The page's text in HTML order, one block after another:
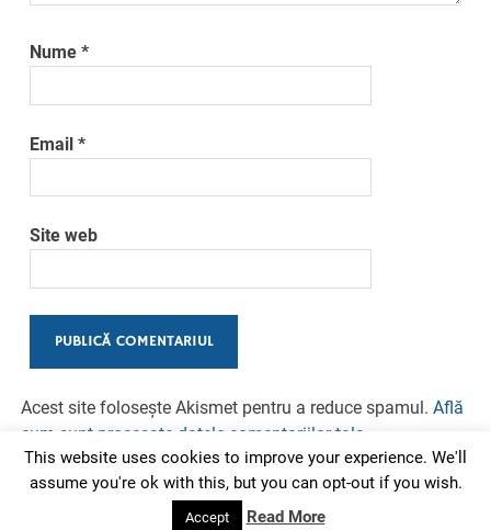
Nume*
Email*
Site web
Acest site folosește Akismet pentru a reduce spamul.Află
cum sunt procesate datele comentariilor tale
Powered byWordPressandMerlin
This website uses cookies to improve your experience. We'll
assume you're ok with this, but you can opt-out if you wish.
Accept Read More